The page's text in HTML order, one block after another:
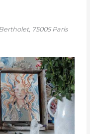
75005 Paris